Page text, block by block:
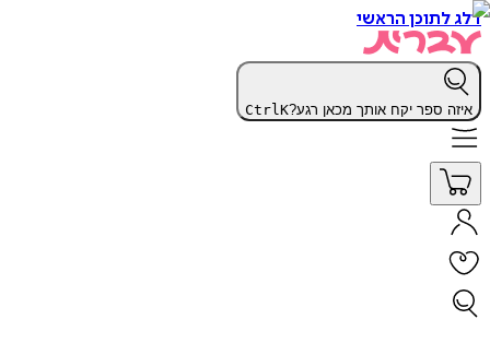
דלג לתוכן הראשי
איזה ספר יקח אותך מכאן רגע? CtrlK